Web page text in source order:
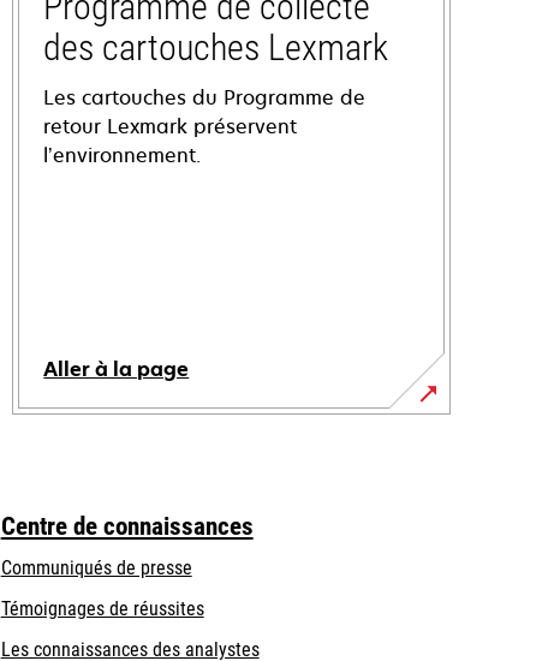
des cartouches Lexmark
Les cartouches du Programme de
retour Lexmark préservent
l’environnement.
Aller à la page
Centre de connaissances
Communiqués de presse
Témoignages de réussites
Les connaissances des analystes